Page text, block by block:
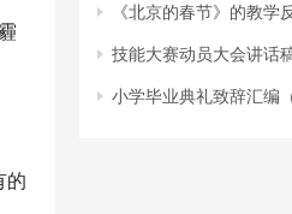
的
《北京的春节》的教学
技能大赛动员大会讲话
小学毕业典礼致辞汇编